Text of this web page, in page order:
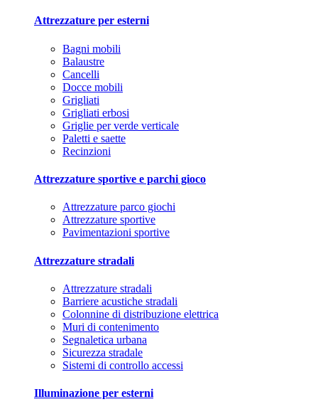
Attrezzature per esterni
Bagni mobili
Balaustre
Cancelli
Docce mobili
Grigliati
Grigliati erbosi
Griglie per verde verticale
Paletti e saette
Recinzioni
Attrezzature sportive e parchi gioco
Attrezzature parco giochi
Attrezzature sportive
Pavimentazioni sportive
Attrezzature stradali
Attrezzature stradali
Barriere acustiche stradali
Colonnine di distribuzione elettrica
Muri di contenimento
Segnaletica urbana
Sicurezza stradale
Sistemi di controllo accessi
Illuminazione per esterni